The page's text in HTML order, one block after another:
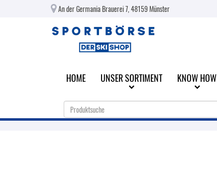
An der Germania Brauerei 7, 48159 Münster
HOME UNSER SORTIMENT KNOW HOW